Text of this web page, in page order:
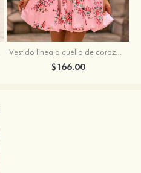
Vestido línea a cuello de corazón satén corto vestido para homecoming
$166.00